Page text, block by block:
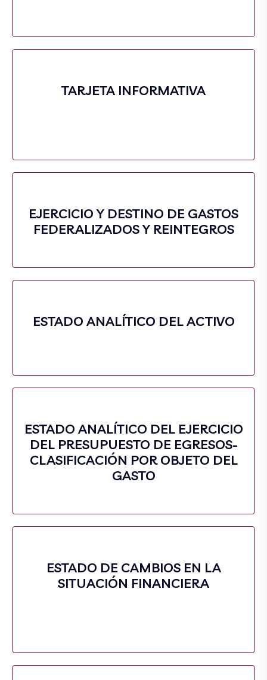
TARJETA INFORMATIVA
EJERCICIO Y DESTINO DE GASTOS
FEDERALIZADOS Y REINTEGROS
ESTADO ANALÍTICO DEL ACTIVO
ESTADO ANALÍTICO DEL EJERCICIO
DEL PRESUPUESTO DE EGRESOS-
CLASIFICACIÓN POR OBJETO DEL
GASTO
ESTADO DE CAMBIOS EN LA
SITUACIÓN FINANCIERA